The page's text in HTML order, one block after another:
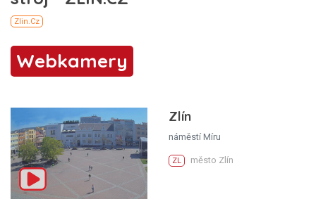
Webkamery
Zlín
náměstí Míru
ZL město Zlín